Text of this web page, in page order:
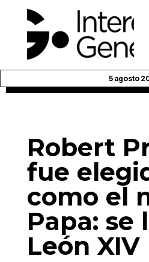
5 agosto
Robert
fue
como el
Papa: se
León XIV